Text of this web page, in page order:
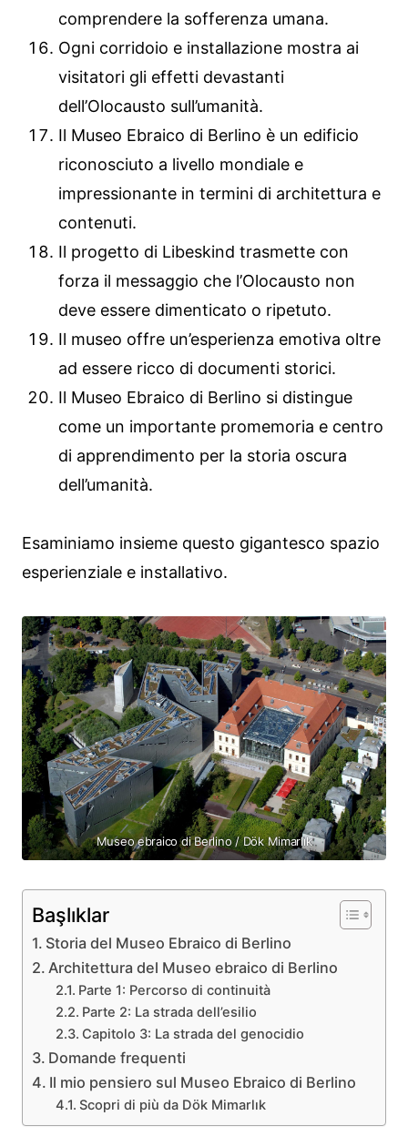
comprendere la sofferenza umana.
Ogni corridoio e installazione mostra ai
visitatori gli effetti devastanti
dell’Olocausto sull’umanità.
Il Museo Ebraico di Berlino è un edificio
riconosciuto a livello mondiale e
impressionante in termini di architettura e
contenuti.
Il progetto di Libeskind trasmette con
forza il messaggio che l’Olocausto non
deve essere dimenticato o ripetuto.
Il museo offre un’esperienza emotiva oltre
ad essere ricco di documenti storici.
Il Museo Ebraico di Berlino si distingue
come un importante promemoria e centro
di apprendimento per la storia oscura
dell’umanità.
Esaminiamo insieme questo gigantesco spazio
esperienziale e installativo.
Museo ebraico di Berlino / Dök Mimarlık
Başlıklar
Storia del Museo Ebraico di Berlino
Architettura del Museo ebraico di Berlino
Parte 1: Percorso di continuità
Parte 2: La strada dell’esilio
Capitolo 3: La strada del genocidio
Domande frequenti
Il mio pensiero sul Museo Ebraico di Berlino
Scopri di più da Dök Mimarlık